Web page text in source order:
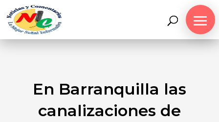
En Barranquilla las
canalizaciones de